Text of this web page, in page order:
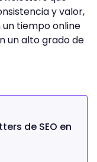
y valor,
tiempo online
un alto grado de
de SEO en